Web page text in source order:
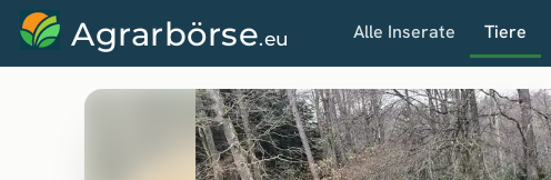
Agrarbörse.eu Alle Inserate Tiere